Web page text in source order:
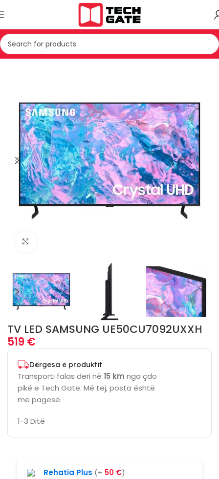
Kreu TV & AUDIO TV
TV LED SAMSUNG UE50CU7092UXXH
519€
Dërgesa e produktit
Transporti falas deri në 15 km nga çdo
pikë e Tech Gate. Më tej, posta është
me pagesë.
1-3 Ditë
Rehatia Plus (+ 50 €)